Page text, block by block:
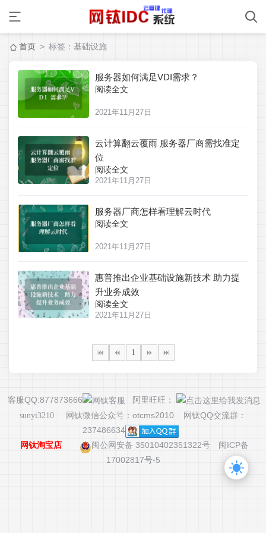
首页 > 标签：基础设施
服务器如何满足VDI需求？
阅读全文
2021年11月27日
云计算翻云覆雨 服务器厂商需找准定
位
阅读全文
2021年11月27日
服务器厂商怎样看理解云时代
阅读全文
2021年11月27日
惠普推出企业基础设施新技术 助力提
升业务成效
阅读全文
2021年11月27日
1
客服QQ:877873666
阿里旺旺：
sunyi3210
网钛微信公众号：otcms2010 网钛QQ交流群：
237486634
网钛淘宝店 闽公网安备 35010402351322号
闽ICP备
17002817号-5